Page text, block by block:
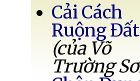
Cải Cách
Ruộng Đất
(của Võ
Trường